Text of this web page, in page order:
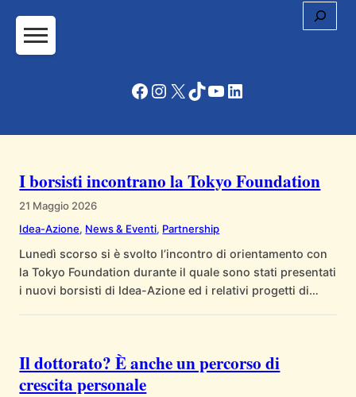
Vai
contenuto
Facebook
Instagram
X TikTok
YouTube
LinkedIn
I borsisti incontrano la Tokyo Foundation
21 Maggio 2026
Idea-Azione, News & Eventi, Partnership
Lunedì scorso si è svolto l’incontro di orientamento con
la Tokyo Foundation durante il quale sono stati presentati
i nuovi borsisti di Idea-Azione ed i relativi progetti di
Il dottorato? È anche un percorso di
crescita personale